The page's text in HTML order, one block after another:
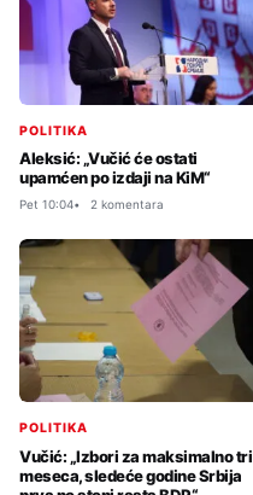
POLITIKA
Aleksić: „Vučić će ostati
upamćen po izdaji na KiM“
Pet 10:04 2 komentara
POLITIKA
Vučić: „Izbori za maksimalno tri
meseca, sledeće godine Srbija